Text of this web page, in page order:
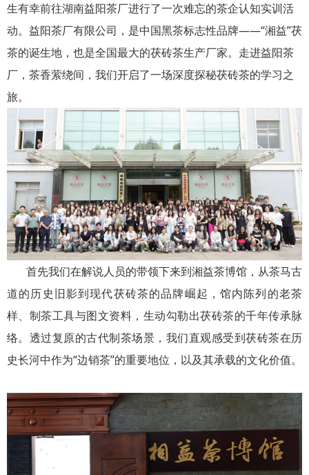
生有幸前往湖南益阳茶厂进行了一次难忘的茶企认知实训活
动。益阳茶厂有限公司，是中国黑茶标志性品牌——“湘益”茯
茶的诞生地，也是全国最大的茯砖茶生产厂家。走进益阳茶
厂，茶香萦绕间，我们开启了一场深度探秘茯砖茶的学习之
旅。
首先我们在解说人员的带领下来到湘益茶博馆，从茶马古
道的历史旧影到现代茯砖茶的品牌崛起，馆内陈列的老茶
样、制茶工具与图文资料，生动勾勒出茯砖茶的千年传承脉
络。透过复原的古代制茶场景，我们直观感受到茯砖茶在历
史长河中作为“边销茶”的重要地位，以及其承载的文化价值。